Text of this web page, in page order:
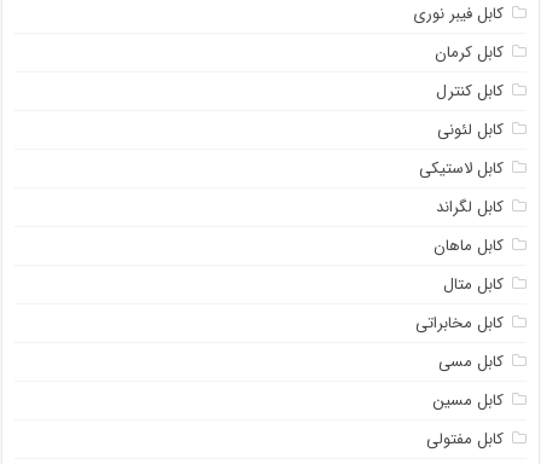
کابل فیبر نوری
کابل کرمان
کابل کنترل
کابل لئونی
کابل لاستیکی
کابل لگراند
کابل ماهان
کابل متال
کابل مخابراتی
کابل مسی
کابل مسین
کابل مفتولی